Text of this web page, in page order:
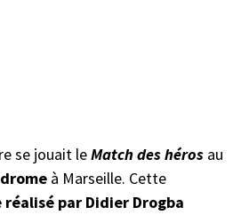
se jouait leMatch des héros au
à Marseille. Cette
par Didier Drogba